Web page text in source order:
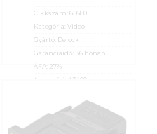
Cikkszám: 65680
Kategória: Video
Gyártó: Delock
Garanciaidő: 36 hónap
ÁFA: 27%
Azonosító:
43460